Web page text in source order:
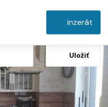
inzerát
Uložiť